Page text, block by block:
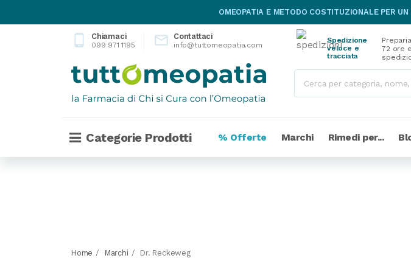
OMEOPATIA E METODO COSTITUZIONALE PER
phone_android Chiamaci
099 971 1195  Contattaci
info@tuttomeopatia.com
Spedizione
veloce e
tracciata
72 ore
Categorie Prodotti % Offerte Marchi Rimedi per...
Home Marchi Dr. Reckeweg